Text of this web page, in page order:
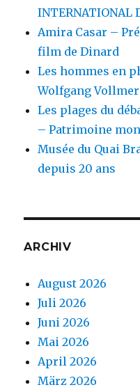
INTERNATIONAL
Amira Casar –
film de Dinard
Les hommes en
Wolfgang Vollmer
Les plages du
– Patrimoine
Musée du Quai
depuis 20 ans
ARCHIV
August 2026
Juli 2026
Juni 2026
Mai 2026
April 2026
März 2026